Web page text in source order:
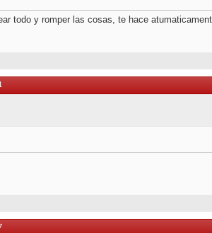
todo y romper las cosas, te hace